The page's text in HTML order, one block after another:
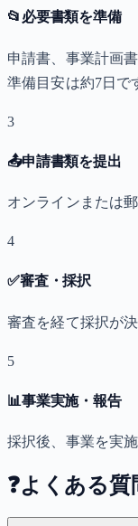
📂 必要書類を準備
申請書、事業計画
準備目安は約7日で
3
📤申請書類を提出
オンラインまたは
4
✅審査・採択
審査を経て採択が
5
📊事業実施・報告
採択後、事業を実
❓よくある質